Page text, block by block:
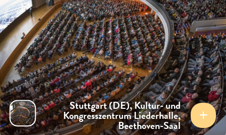
Stuttgart (DE), Kultur- und
Kongresszentrum Liederhalle,
Beethoven-Saal